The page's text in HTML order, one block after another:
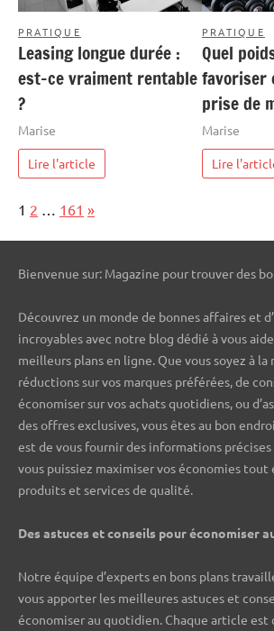
PRATIQUE
Leasing longue durée :
est-ce vraiment rentable
?
Marise
Lire l'article
PRATIQUE
Quel
favoriser
prise de
Marise
Lire
Page:
1 2 161 Next
»
Bienvenue sur: Magazine pour trouver des
Découvrez un monde de bonnes affaires et
incroyables avec notre blog dédié à vous
meilleurs plans en ligne. Que vous soyez à la
réductions sur vos marques préférées, de
économiser sur vos achats quotidiens, ou
des offres exclusives, vous êtes au bon
est de vous fournir des informations
vous puissiez maximiser vos économies
produits et services de qualité.
Des astuces et conseils pour économiser
Notre équipe d’experts en bons plans
vous apporter les meilleures astuces et
économiser au quotidien. Chaque article est